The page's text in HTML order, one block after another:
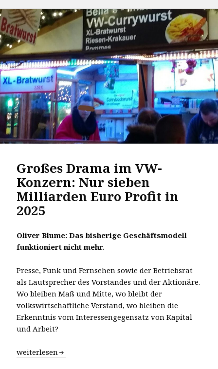
Großes Drama im VW-
Konzern: Nur sieben
Milliarden Euro Profit in
2025
Oliver Blume: Das bisherige Geschäftsmodell
funktioniert nicht mehr.
Presse, Funk und Fernsehen sowie der Betriebsrat
als Lautsprecher des Vorstandes und der Aktionäre.
Wo bleiben Maß und Mitte, wo bleibt der
volkswirtschaftliche Verstand, wo bleiben die
Erkenntnis vom Interessengegensatz von Kapital
und Arbeit?
Großes Drama im VW-Konzern: Nur sieben Milliarden
weiterlesen